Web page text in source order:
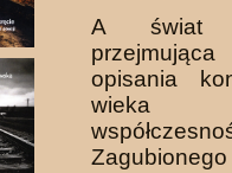
A świat
opisania